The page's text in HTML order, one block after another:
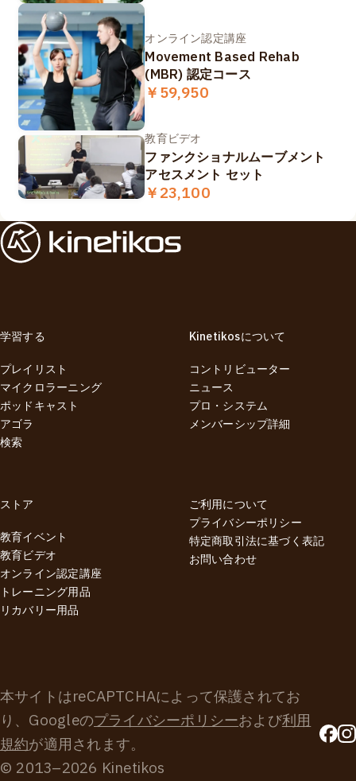
オンライン認定講座
Movement Based Rehab
(MBR) 認定コース
￥59,950
教育ビデオ
ファンクショナルムーブメント
アセスメント セット
￥23,100
学習する
プレイリスト
マイクロラーニング
ポッドキャスト
アゴラ
検索
Kinetikosについて
コントリビューター
ニュース
プロ・システム
メンバーシップ詳細
ストア
教育イベント
教育ビデオ
オンライン認定講座
トレーニング用品
リカバリー用品
ご利用について
プライバシーポリシー
特定商取引法に基づく表記
お問い合わせ
本サイトはreCAPTCHAによって保護されてお
り、Googleのプライバシーポリシーおよび利用
規約が適用されます。
© 2013–2026 Kinetikos